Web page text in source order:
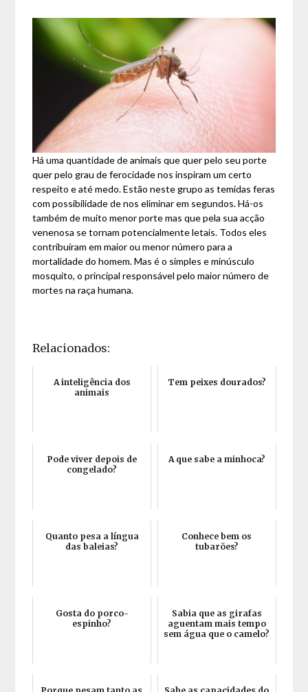
Há uma quantidade de animais que quer pelo seu porte
quer pelo grau de ferocidade nos inspiram um certo
respeito e até medo. Estão neste grupo as temidas feras
com possibilidade de nos eliminar em segundos. Há-os
também de muito menor porte mas que pela sua acção
venenosa se tornam potencialmente letais. Todos eles
contribuíram em maior ou menor número para a
mortalidade do homem. Mas é o simples e minúsculo
mosquito, o principal responsável pelo maior número de
mortes na raça humana.
Relacionados:
A inteligência dos
animais
Tem peixes dourados?
Pode viver depois de
congelado?
A que sabe a minhoca?
Quanto pesa a língua
das baleias?
Conhece bem os
tubarões?
Gosta do porco-
espinho?
Sabia que as girafas
aguentam mais tempo
sem água que o camelo?